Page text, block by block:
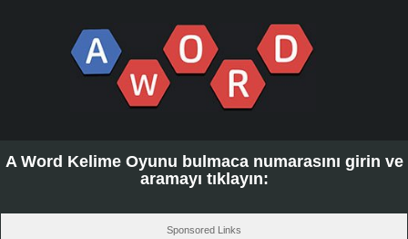
A Word Kelime Oyunu bulmaca numarasını girin ve
aramayı tıklayın:
Sponsored Links